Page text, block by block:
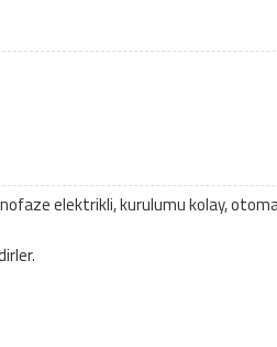
elektrikli, kurulumu kolay,